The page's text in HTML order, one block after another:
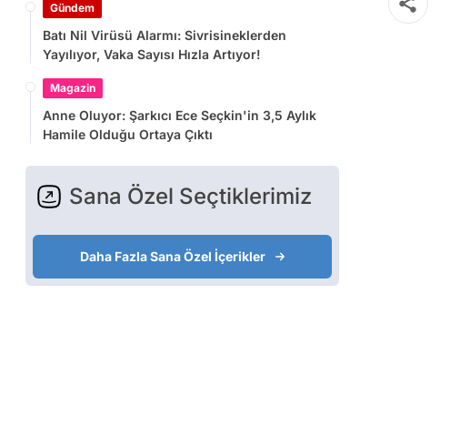
Gündem
Batı Nil Virüsü Alarmı: Sivrisineklerden
Yayılıyor, Vaka Sayısı Hızla Artıyor!
Magazin
Anne Oluyor: Şarkıcı Ece Seçkin'in 3,5 Aylık
Hamile Olduğu Ortaya Çıktı
Sana Özel Seçtiklerimiz
Daha Fazla Sana Özel İçerikler